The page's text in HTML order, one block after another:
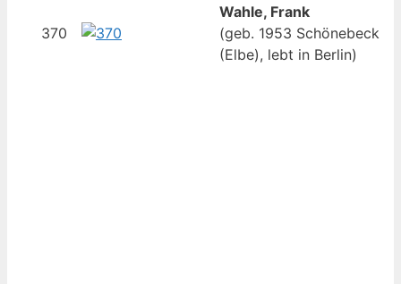
370
Wahle, Frank
(geb. 1953 Schönebeck
(Elbe), lebt in Berlin)